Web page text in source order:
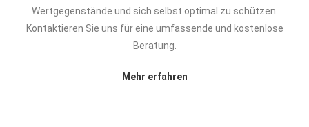
Wertgegenstände und sich selbst optimal zu schützen.
Kontaktieren Sie uns für eine umfassende und kostenlose
Beratung.
Mehr erfahren